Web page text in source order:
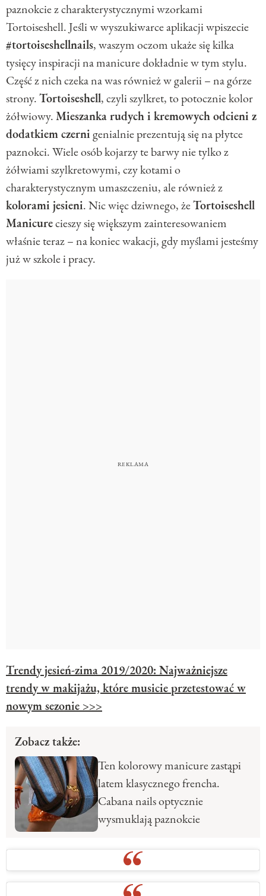
paznokcie z charakterystycznymi wzorkami
Tortoiseshell. Jeśli w wyszukiwarce aplikacji wpiszecie
#tortoiseshellnails, waszym oczom ukaże się kilka
tysięcy inspiracji na manicure dokładnie w tym stylu.
Część z nich czeka na was również w galerii – na górze
strony.Tortoiseshell, czyli szylkret, to potocznie kolor
żółwiowy.Mieszanka rudych i kremowych odcieni z
dodatkiem czernigenialnie prezentują się na płytce
paznokci. Wiele osób kojarzy te barwy nie tylko z
żółwiami szylkretowymi, czy kotami o
charakterystycznym umaszczeniu, ale również z
kolorami jesieni. Nic więc dziwnego, żeTortoiseshell
Manicurecieszy się większym zainteresowaniem
właśnie teraz – na koniec wakacji, gdy myślami jesteśmy
już w szkole i pracy.
Trendy jesień-zima 2019/2020: Najważniejsze
trendy w makijażu, które musicie przetestować w
nowym sezonie >>>
Zobacz także:
Ten kolorowy manicure zastąpi
latem klasycznego frencha.
Cabana nails optycznie
wysmuklają paznokcie